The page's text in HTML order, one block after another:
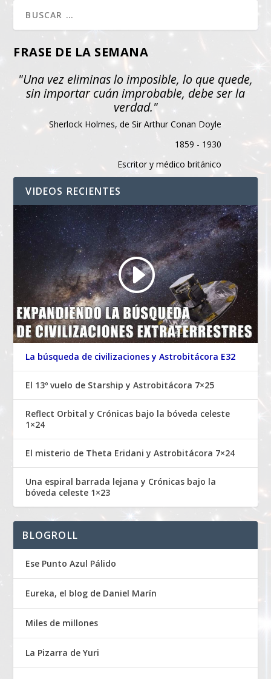
FRASE DE LA SEMANA
"Una vez eliminas lo imposible, lo que quede,
sin importar cuán improbable, debe ser la
verdad."
Sherlock Holmes, de Sir Arthur Conan Doyle
1859 - 1930
Escritor y médico británico
VIDEOS RECIENTES
La búsqueda de civilizaciones y Astrobitácora E32
El 13º vuelo de Starship y Astrobitácora 7×25
Reflect Orbital y Crónicas bajo la bóveda celeste
1×24
El misterio de Theta Eridani y Astrobitácora 7×24
Una espiral barrada lejana y Crónicas bajo la
bóveda celeste 1×23
BLOGROLL
Ese Punto Azul Pálido
Eureka, el blog de Daniel Marín
Miles de millones
La Pizarra de Yuri